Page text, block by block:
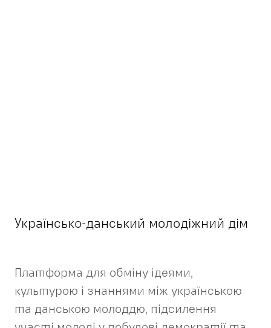
Українсько-данський молодіжний дім
Платформа для обміну ідеями,
культурою і знаннями між українською
та данською молоддю, підсилення